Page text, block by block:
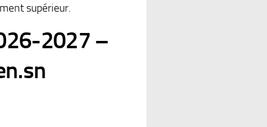
supérieur.
2027 –